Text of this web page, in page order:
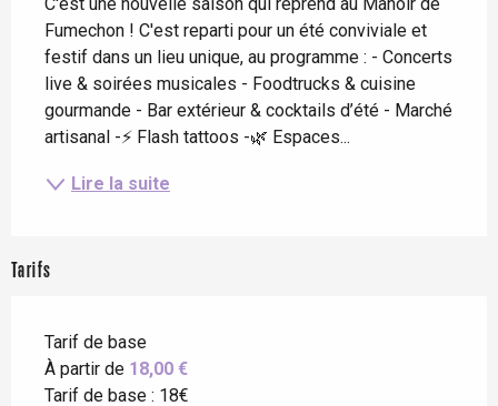
Fumechon ! C'est reparti pour un été conviviale et
festif dans un lieu unique, au programme : - Concerts
live & soirées musicales - Foodtrucks & cuisine
gourmande - Bar extérieur & cocktails d’été - Marché
artisanal -⚡ Flash tattoos -🌿 Espaces...
Lire la suite
Tarifs
Tarif de base
À partir de 18,00 €
Tarif de base : 18€